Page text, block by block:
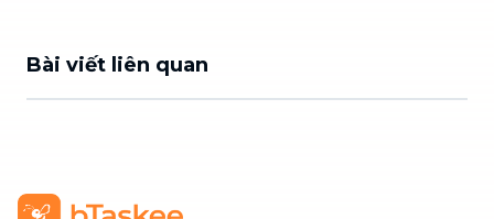
Bài viết liên quan